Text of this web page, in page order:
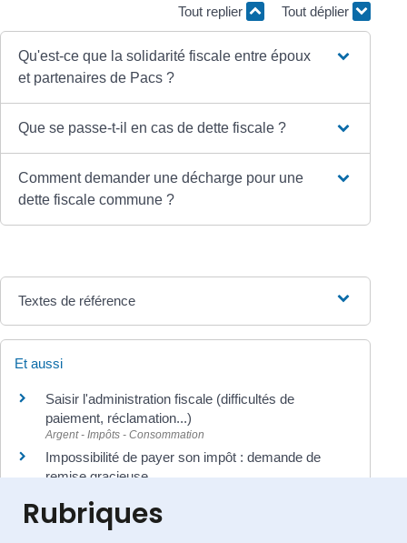
Tout replier Tout déplier
Qu'est-ce que la solidarité fiscale entre époux
et partenaires de Pacs ?
Que se passe-t-il en cas de dette fiscale ?
Comment demander une décharge pour une
dette fiscale commune ?
Textes de référence
Et aussi
Saisir l'administration fiscale (difficultés de
paiement, réclamation...)
Argent - Impôts - Consommation
Impossibilité de payer son impôt : demande de
remise gracieuse
Rubriques